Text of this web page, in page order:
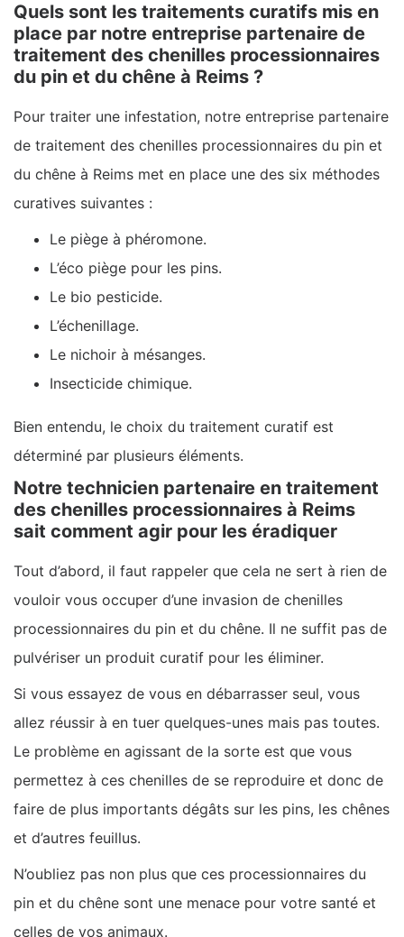
Quels sont les traitements curatifs mis en
place par notre entreprise partenaire de
traitement des chenilles processionnaires
du pin et du chêne à Reims ?
Pour traiter une infestation, notre entreprise partenaire
de traitement des chenilles processionnaires du pin et
du chêne à Reims met en place une des six méthodes
curatives suivantes :
Le piège à phéromone.
L’éco piège pour les pins.
Le bio pesticide.
L’échenillage.
Le nichoir à mésanges.
Insecticide chimique.
Bien entendu, le choix du traitement curatif est
déterminé par plusieurs éléments.
Notre technicien partenaire en traitement
des chenilles processionnaires à Reims
sait comment agir pour les éradiquer
Tout d’abord, il faut rappeler que cela ne sert à rien de
vouloir vous occuper d’une invasion de chenilles
processionnaires du pin et du chêne. Il ne suffit pas de
pulvériser un produit curatif pour les éliminer.
Si vous essayez de vous en débarrasser seul, vous
allez réussir à en tuer quelques-unes mais pas toutes.
Le problème en agissant de la sorte est que vous
permettez à ces chenilles de se reproduire et donc de
faire de plus importants dégâts sur les pins, les chênes
et d’autres feuillus.
N’oubliez pas non plus que ces processionnaires du
pin et du chêne sont une menace pour votre santé et
celles de vos animaux.